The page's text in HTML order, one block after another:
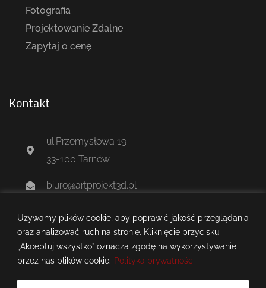
Używamy plików cookie, aby poprawić jakość przeglądania
oraz analizować ruch na stronie. Kliknięcie przycisku
„Akceptuj wszystko” oznacza zgodę na wykorzystywanie
przez nas plików cookie. Polityka prywatności
Fotografia
Projektowanie Zdalne
Zapytaj o cenę
Kontakt
ul.Przemysłowa 19
33-100 Tarnów
biuro@artprojekt3d.pl
+48 604 244 637